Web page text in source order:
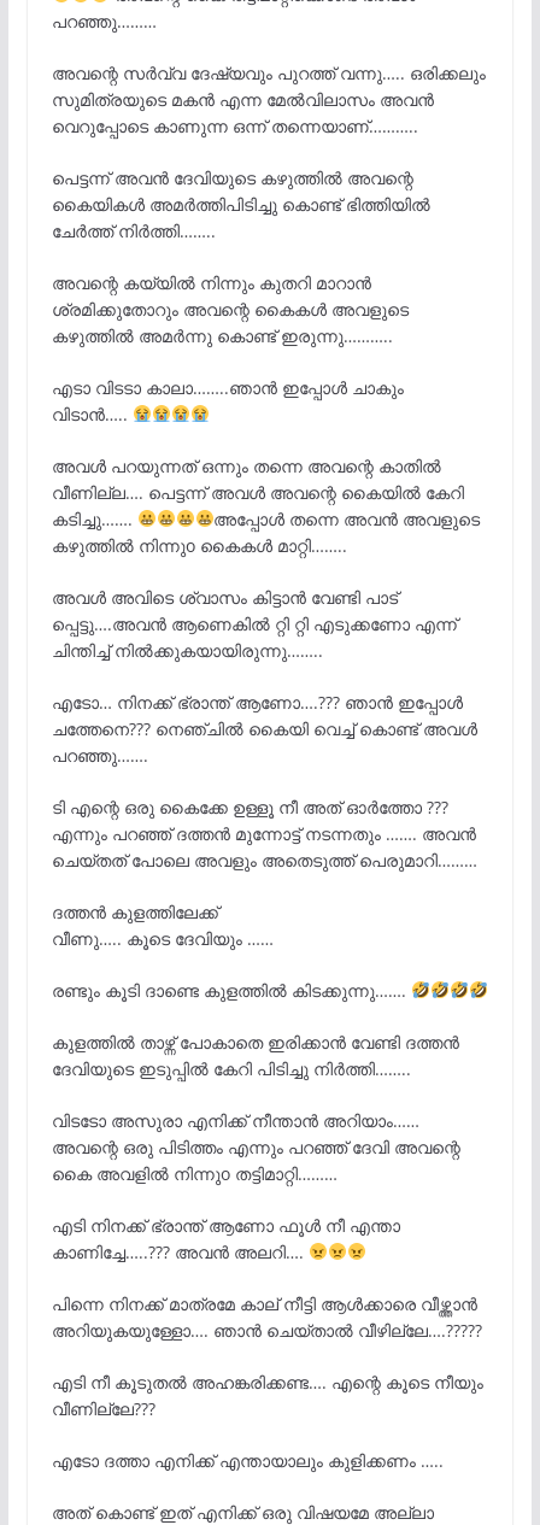
പറഞ്ഞു………
അവന്റെ സർവ്വ ദേഷ്യവും പുറത്ത് വന്നു….. ഒരിക്കലും
സുമിത്രയുടെ മകൻ എന്ന മേൽവിലാസം അവൻ
വെറുപ്പോടെ കാണുന്ന ഒന്ന് തന്നെയാണ്………..
പെട്ടന്ന് അവൻ ദേവിയുടെ കഴുത്തിൽ അവന്റെ
കൈയികൾ അമർത്തിപിടിച്ചു കൊണ്ട് ഭിത്തിയിൽ
ചേർത്ത് നിർത്തി……..
അവന്റെ കയ്യിൽ നിന്നും കുതറി മാറാൻ
ശ്രമിക്കുതോറും അവന്റെ കൈകൾ അവളുടെ
കഴുത്തിൽ അമർന്നു കൊണ്ട് ഇരുന്നു………..
എടാ വിടടാ കാലാ……..ഞാൻ ഇപ്പോൾ ചാകും
വിടാൻ…..
അവൾ പറയുന്നത് ഒന്നും തന്നെ അവന്റെ കാതിൽ
വീണില്ല…. പെട്ടന്ന് അവൾ അവന്റെ കൈയിൽ കേറി
കടിച്ചു…….
അപ്പോൾ തന്നെ അവൻ അവളുടെ
കഴുത്തിൽ നിന്നുo കൈകൾ മാറ്റി……..
അവൾ അവിടെ ശ്വാസം കിട്ടാൻ വേണ്ടി പാട്
പ്പെട്ടു….അവൻ ആണെകിൽ റ്റി റ്റി എടുക്കണോ എന്ന്
ചിന്തിച്ച് നിൽക്കുകയായിരുന്നു……..
എടോ… നിനക്ക് ഭ്രാന്ത് ആണോ….??? ഞാൻ ഇപ്പോൾ
ചത്തേനെ??? നെഞ്ചിൽ കൈയി വെച്ച് കൊണ്ട് അവൾ
പറഞ്ഞു…….
ടി എന്റെ ഒരു കൈക്കേ ഉള്ളൂ നീ അത് ഓർത്തോ ???
എന്നും പറഞ്ഞ് ദത്തൻ മുന്നോട്ട് നടന്നതും ……. അവൻ
ചെയ്തത് പോലെ അവളും അതെടുത്ത് പെരുമാറി………
ദത്തൻ കുളത്തിലേക്ക്
വീണു….. കൂടെ ദേവിയും ……
രണ്ടും കൂടി ദാണ്ടെ കുളത്തിൽ കിടക്കുന്നു…….
കുളത്തിൽ താഴ്ന്ന് പോകാതെ ഇരിക്കാൻ വേണ്ടി ദത്തൻ
ദേവിയുടെ ഇടുപ്പിൽ കേറി പിടിച്ചു നിർത്തി……..
വിടടോ അസുരാ എനിക്ക് നീന്താൻ അറിയാം……
അവന്റെ ഒരു പിടിത്തം എന്നും പറഞ്ഞ് ദേവി അവന്റെ
കൈ അവളിൽ നിന്നുo തട്ടിമാറ്റി………
എടി നിനക്ക് ഭ്രാന്ത് ആണോ ഫൂൾ നീ എന്താ
കാണിച്ചേ…..??? അവൻ അലറി….
പിന്നെ നിനക്ക് മാത്രമേ കാല് നീട്ടി ആൾക്കാരെ വീഴ്ത്താൻ
അറിയുകയുള്ളോ…. ഞാൻ ചെയ്താൽ വീഴില്ലേ….?????
എടി നീ കൂടുതൽ അഹങ്കരിക്കണ്ട…. എന്റെ കൂടെ നീയും
വീണില്ലേ???
എടോ ദത്താ എനിക്ക് എന്തായാലും കുളിക്കണം …..
അത് കൊണ്ട് ഇത് എനിക്ക് ഒരു വിഷയമേ അല്ലാ